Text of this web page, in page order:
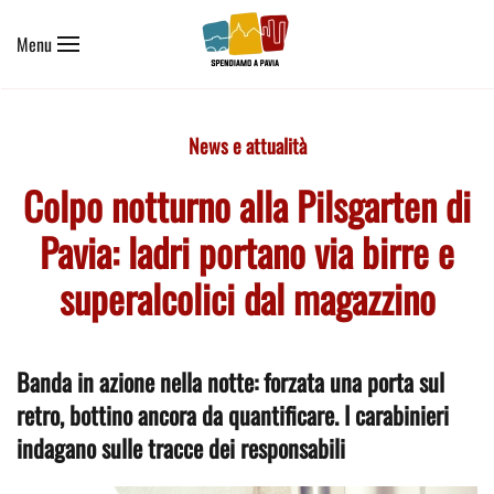
Skip to main content
Menu
News e attualità
Colpo notturno alla Pilsgarten di
Pavia: ladri portano via birre e
superalcolici dal magazzino
Banda in azione nella notte: forzata una porta sul
retro, bottino ancora da quantificare. I carabinieri
indagano sulle tracce dei responsabili